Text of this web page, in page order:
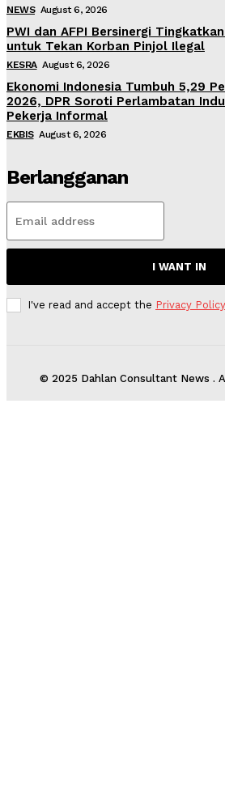
NEWS August 6, 2026
PWI dan AFPI Bersinergi
untuk Tekan Korban Pinjol Ilegal
KESRA August 6, 2026
Ekonomi Indonesia Tumbuh 5,29
2026, DPR Soroti Perlambatan
Pekerja Informal
EKBIS August 6, 2026
Berlangganan
I WANT IN
I've read and accept the Privacy Policy
© 2025 Dahlan Consultant News .